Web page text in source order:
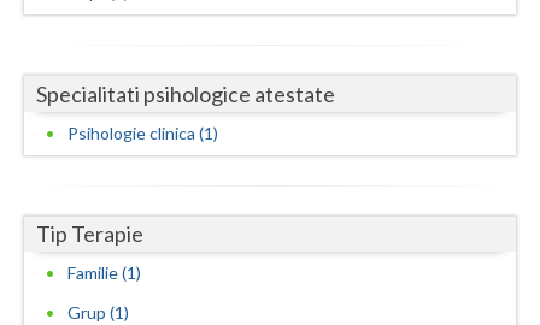
Hunedoara
Iasi
Ilfov
Maramures
Mehedinti
Mures
Specialitati psihologice atestate
Psihologie clinica (1)
Tip Terapie
Familie (1)
Grup (1)